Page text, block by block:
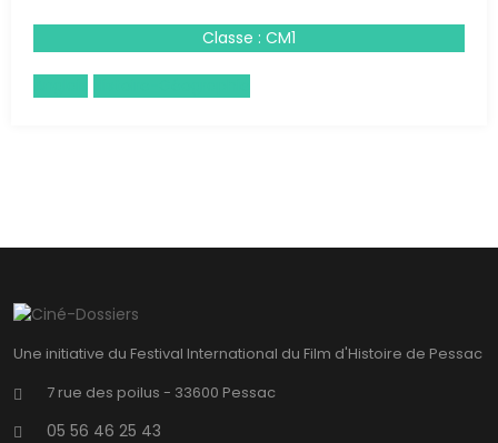
Classe : CM1
Une initiative du Festival International du Film d'Histoire de Pessac
7 rue des poilus - 33600 Pessac
05 56 46 25 43